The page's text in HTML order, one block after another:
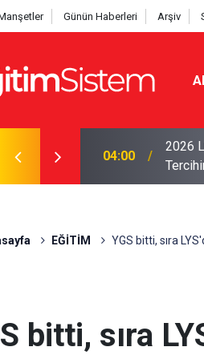
Günün Haberleri Arşiv
Yüzde 95,76
04:00
2026
EĞİTİM YGS bitti, sıra
bitti, sıra